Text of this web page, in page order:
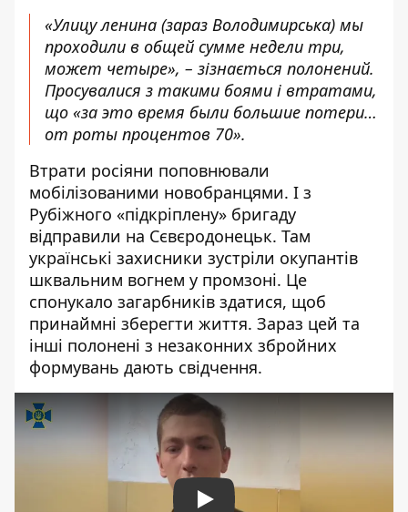
«Улицу ленина (зараз Володимирська) мы
проходили в общей сумме недели три,
может четыре», – зізнається полонений.
Просувалися з такими боями і втратами,
що «за это время были большие потери…
от роты процентов 70».
Втрати росіяни поповнювали
мобілізованими новобранцями. І з
Рубіжного «підкріплену» бригаду
відправили на Сєвєродонецьк. Там
українські захисники зустріли окупантів
шквальним вогнем у промзоні. Це
спонукало загарбників здатися, щоб
принаймні зберегти життя. Зараз цей та
інші полонені з незаконних збройних
формувань дають свідчення.